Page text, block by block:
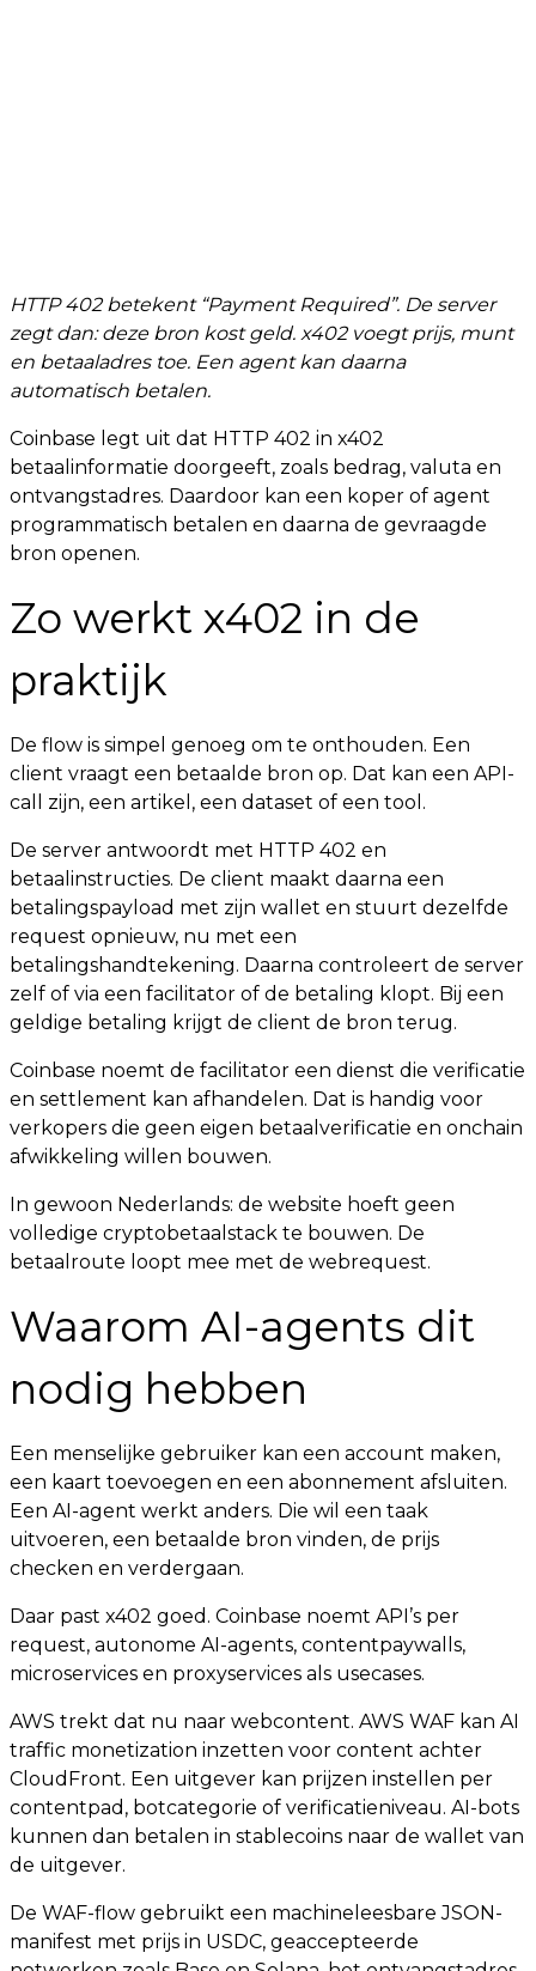
HTTP 402 betekent “Payment Required”. De server
zegt dan: deze bron kost geld. x402 voegt prijs, munt
en betaaladres toe. Een agent kan daarna
automatisch betalen.
Coinbase legt uit dat HTTP 402 in x402
betaalinformatie doorgeeft, zoals bedrag, valuta en
ontvangstadres. Daardoor kan een koper of agent
programmatisch betalen en daarna de gevraagde
bron openen.
Zo werkt x402 in de
praktijk
De flow is simpel genoeg om te onthouden. Een
client vraagt een betaalde bron op. Dat kan een API-
call zijn, een artikel, een dataset of een tool.
De server antwoordt met HTTP 402 en
betaalinstructies. De client maakt daarna een
betalingspayload met zijn wallet en stuurt dezelfde
request opnieuw, nu met een
betalingshandtekening. Daarna controleert de server
zelf of via een facilitator of de betaling klopt. Bij een
geldige betaling krijgt de client de bron terug.
Coinbase noemt de facilitator een dienst die verificatie
en settlement kan afhandelen. Dat is handig voor
verkopers die geen eigen betaalverificatie en onchain
afwikkeling willen bouwen.
In gewoon Nederlands: de website hoeft geen
volledige cryptobetaalstack te bouwen. De
betaalroute loopt mee met de webrequest.
Waarom AI-agents dit
nodig hebben
Een menselijke gebruiker kan een account maken,
een kaart toevoegen en een abonnement afsluiten.
Een AI-agent werkt anders. Die wil een taak
uitvoeren, een betaalde bron vinden, de prijs
checken en verdergaan.
Daar past x402 goed. Coinbase noemt API’s per
request, autonome AI-agents, contentpaywalls,
microservices en proxyservices als usecases.
AWS trekt dat nu naar webcontent. AWS WAF kan AI
traffic monetization inzetten voor content achter
CloudFront. Een uitgever kan prijzen instellen per
contentpad, botcategorie of verificatieniveau. AI-bots
kunnen dan betalen in stablecoins naar de wallet van
de uitgever.
De WAF-flow gebruikt een machineleesbare JSON-
manifest met prijs in USDC, geaccepteerde